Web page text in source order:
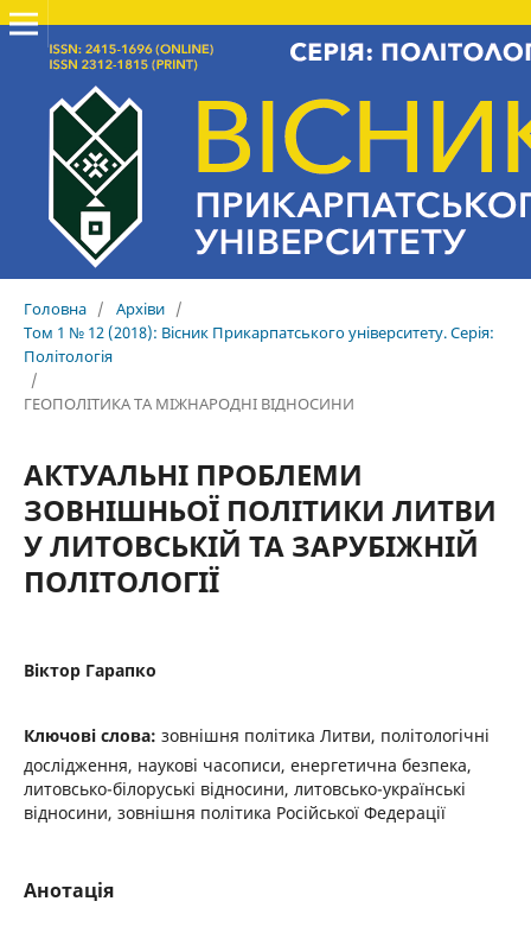
Головна / Архіви /
Том 1 № 12 (2018): Вісник Прикарпатського університету. Серія:
Політологія
/
ГЕОПОЛІТИКА ТА МІЖНАРОДНІ ВІДНОСИНИ
АКТУАЛЬНІ ПРОБЛЕМИ
ЗОВНІШНЬОЇ ПОЛІТИКИ ЛИТВИ
У ЛИТОВСЬКІЙ ТА ЗАРУБІЖНІЙ
ПОЛІТОЛОГІЇ
Віктор Гарапко
Ключові слова: зовнішня політика Литви, політологічні
дослідження, наукові часописи, енергетична безпека,
литовсько-білоруські відносини, литовсько-українські
відносини, зовнішня політика Російської Федерації
Анотація